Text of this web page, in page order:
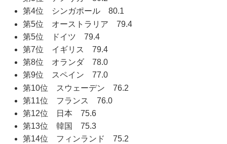
第4位 シンガポール 80.1
第5位 オーストラリア 79.4
第5位 ドイツ 79.4
第7位 イギリス 79.4
第8位 オランダ 78.0
第9位 スペイン 77.0
第10位 スウェーデン 76.2
第11位 フランス 76.0
第12位 日本 75.6
第13位 韓国 75.3
第14位 フィンランド 75.2